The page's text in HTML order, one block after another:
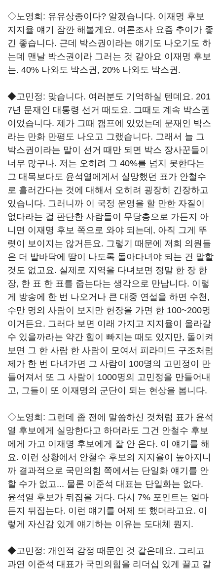
◇노영희: 유유상종이다? 알겠습니다. 이재명 후보
지지율 얘기 잠깐 해볼게요. 여론조사 요즘 추이가 좋
긴 좋습니다. 근데 박스권이라는 얘기도 나오기도 하
는데 맨날 박스권이라 그러는 것 같아요 이재명 후보
는. 40% 나와도 박스권, 20% 나와도 박스권.
◆고민정: 맞습니다. 여러분도 기억하실 텐데요. 201
7년 문재인 대통령 선거 때도요. 그때도 계속 박스권
이었습니다. 제가 그때 캠프에 있었는데 문재인 박스
라는 만화 만평도 나오고 그랬습니다. 그래서 늘 그
박스권이라는 말이 선거 때만 되면 박스 장사꾼들이
너무 많구나. 저는 오히려 그 40%를 넘지 못한다는
그 대목보다도 윤석열에게서 실망했던 표가 안철수
로 흘러간다는 것에 대해서 오히려 굉장히 긴장하고
있습니다. 그러니까 이 국정 운영을 할 만한 자질이
없다라는 걸 판단한 사람들이 무당층으로 가든지 아
니면 이재명 후보 쪽으로 와야 되는데, 아직 그게 뚜
렷이 보이지는 않거든요. 그렇기 때문에 저희 의원들
은 더 발바닥에 땀이 나도록 돌아다녀야 되는 건 말할
것도 없고요. 실제로 지역을 다녀보면 정말 한 장 한
장, 한 표 한 표를 줍는다는 생각으로 만납니다. 이렇
게 방송에 한 번 나오거나 큰 대중 연설을 하면 수천,
수만 명의 사람이 보지만 현장을 가면 한 100~200명
이거든요. 그러다 보면 이래 가지고 지지율이 올라갈
수 있을까라는 약간 힘이 빠지는 때도 있지만, 돌이켜
보면 그 한 사람 한 사람이 모여서 피라미드 구조처럼
제가 한 번 다녀가면 그 사람이 100명의 고민정이 만
들어져서 또 그 사람이 1000명의 고민정을 만들어내
고, 그들이 또 이재명의 군단이 되는 현상을 봅니다.
◇노영희: 그런데 좀 전에 말씀하신 것처럼 표가 윤석
열 후보에게 실망한다고 하더라도 그건 안철수 후보
에게 가고 이재명 후보에게 잘 안 온다. 이 얘기를 해
요. 이런 상황에서 안철수 후보의 지지율이 높아지니
까 결과적으로 국민의힘 쪽에서는 단일화 얘기를 안
할 수가 없고... 물론 이준석 대표는 단일화는 없다.
윤석열 후보가 뒤집을 거다. 다시 7% 포인트는 얼마
든지 뒤집는다. 이런 얘기를 어제 또 했더라고요. 이
렇게 자신감 있게 얘기하는 이유는 도대체 뭔지.
◆고민정: 개인적 감정 때문인 것 같은데요. 그리고
과연 이준석 대표가 국민의힘을 리더십 있게 끌고 갈